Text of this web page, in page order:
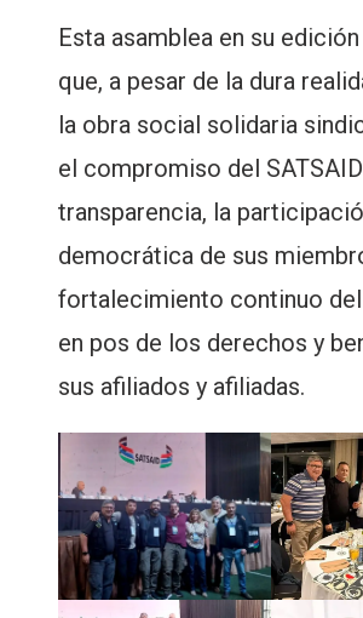
Esta asamblea en su
que, a pesar de la dura
la obra social solidaria
el compromiso del
transparencia, la
democrática de sus
fortalecimiento continuo
en pos de los derechos y
sus afiliados y afiliadas.